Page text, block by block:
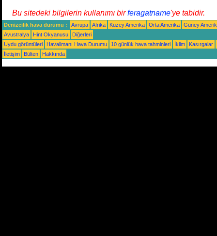
Bu sitedeki bilgilerin kullanımı birferagatname'ye tabidir.
Denizcilik hava durumu : Avrupa Afrika Kuzey Amerika Orta Amerika
Güney
Avustralya
Hint Okyanusu
Diğerleri
Uydu görüntüleri
Havalimanı Hava Durumu 10 günlük hava tahminleri İklim
Kasırgalar
İletişim
Bülten Hakkında